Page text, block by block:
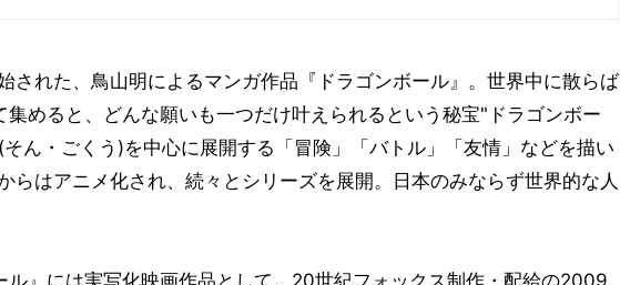
ボール』孫悟空役ランキングのまとめ
された、鳥山明によるマンガ作品『ドラゴンボール』。世界中に散らば
集めると、どんな願いも一つだけ叶えられるという秘宝"ドラゴンボー
ん・ごくう)を中心に展開する「冒険」「バトル」「友情」などを描い
らはアニメ化され、続々とシリーズを展開。日本のみならず世界的な人
ル』には実写化映画作品として、20世紀フォックス制作・配給の2009